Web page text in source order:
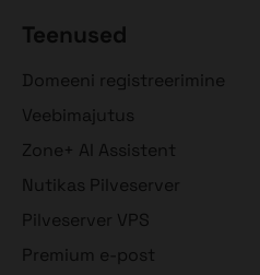
Teenused
Domeeni registreerimine
Veebimajutus
Zone+ AI Assistent
Nutikas Pilveserver
Pilveserver VPS
Premium e-post